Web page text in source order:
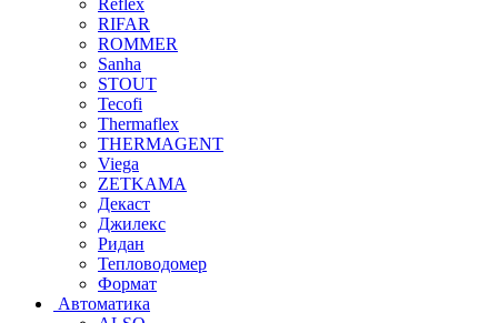
RIFAR
ROMMER
Sanha
STOUT
Tecofi
Thermaflex
THERMAGENT
Viega
ZETKAMA
Декаст
Джилекс
Ридан
Тепловодомер
Формат
Автоматика